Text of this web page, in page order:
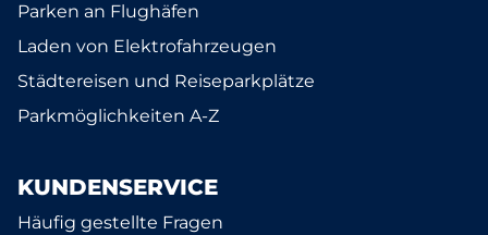
Parken an Flughäfen
Laden von Elektrofahrzeugen
Städtereisen und Reiseparkplätze
Parkmöglichkeiten A-Z
KUNDENSERVICE
Häufig gestellte Fragen